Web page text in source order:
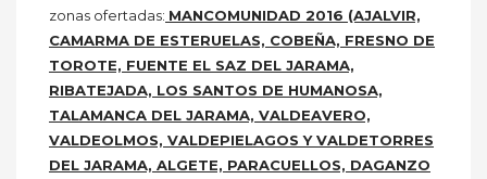
zonas ofertadas: MANCOMUNIDAD 2016 (AJALVIR,
CAMARMA DE ESTERUELAS, COBEÑA, FRESNO DE
TOROTE, FUENTE EL SAZ DEL JARAMA,
RIBATEJADA, LOS SANTOS DE HUMANOSA,
TALAMANCA DEL JARAMA, VALDEAVERO,
VALDEOLMOS, VALDEPIELAGOS Y VALDETORRES
DEL JARAMA, ALGETE, PARACUELLOS, DAGANZO